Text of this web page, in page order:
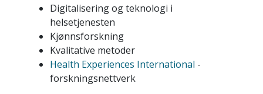
Digitalisering og teknologi i
helsetjenesten
Kjønnsforskning
Kvalitative metoder
Health Experiences International -
forskningsnettverk